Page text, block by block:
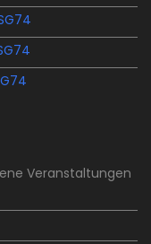
Veranstaltungen